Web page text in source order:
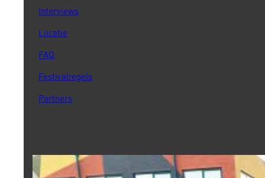
Interviews
Locatie
FAQ
Festivalregels
Partners